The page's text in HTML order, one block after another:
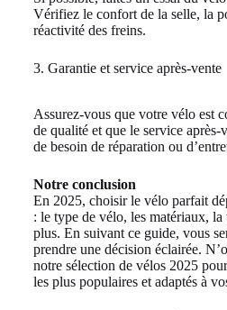
Vérifiez le confort de la selle, la
réactivité des freins.
3. Garantie et service après-vente
Assurez-vous que votre vélo est
de qualité et que le service après-
de besoin de réparation ou
Notre conclusion
En 2025, choisir le vélo parfait
: le type de vélo, les matériaux,
plus. En suivant ce guide, vous
prendre une décision éclairée.
notre sélection de vélos 2025
les plus populaires et adaptés à